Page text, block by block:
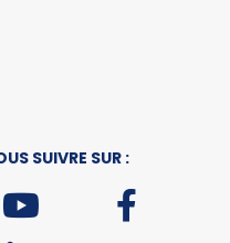
SUIVRE SUR :